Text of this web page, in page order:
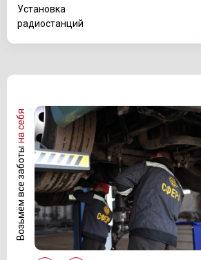
Возьмём все заботы
на себя
Установка
радиостанций